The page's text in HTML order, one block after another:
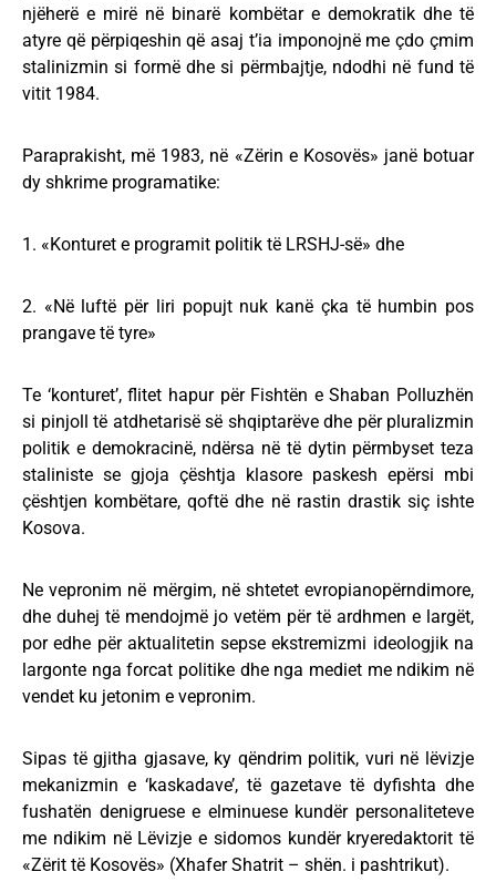
njëherë e mirë në binarë kombëtar e demokratik dhe të
atyre që përpiqeshin që asaj t’ia imponojnë me çdo çmim
stalinizmin si formë dhe si përmbajtje, ndodhi në fund të
vitit 1984.
Paraprakisht, më 1983, në «Zërin e Kosovës» janë botuar
dy shkrime programatike:
1. «Konturet e programit politik të LRSHJ-së» dhe
2. «Në luftë për liri popujt nuk kanë çka të humbin pos
prangave të tyre»
Te ‘konturet’, flitet hapur për Fishtën e Shaban Polluzhën
si pinjoll të atdhetarisë së shqiptarëve dhe për pluralizmin
politik e demokracinë, ndërsa në të dytin përmbyset teza
staliniste se gjoja çështja klasore paskesh epërsi mbi
çështjen kombëtare, qoftë dhe në rastin drastik siç ishte
Kosova.
Ne vepronim në mërgim, në shtetet evropianopërndimore,
dhe duhej të mendojmë jo vetëm për të ardhmen e largët,
por edhe për aktualitetin sepse ekstremizmi ideologjik na
largonte nga forcat politike dhe nga mediet me ndikim në
vendet ku jetonim e vepronim.
Sipas të gjitha gjasave, ky qëndrim politik, vuri në lëvizje
mekanizmin e ‘kaskadave’, të gazetave të dyfishta dhe
fushatën denigruese e elminuese kundër personaliteteve
me ndikim në Lëvizje e sidomos kundër kryeredaktorit të
«Zërit të Kosovës» (Xhafer Shatrit – shën. i pashtrikut).